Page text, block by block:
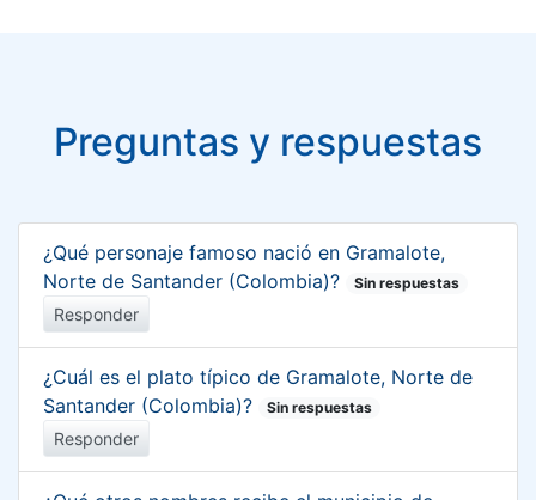
Preguntas y respuestas
¿Qué personaje famoso nació en Gramalote,
Norte de Santander (Colombia)?
Sin respuestas
Responder
¿Cuál es el plato típico de Gramalote, Norte de
Santander (Colombia)?
Sin respuestas
Responder